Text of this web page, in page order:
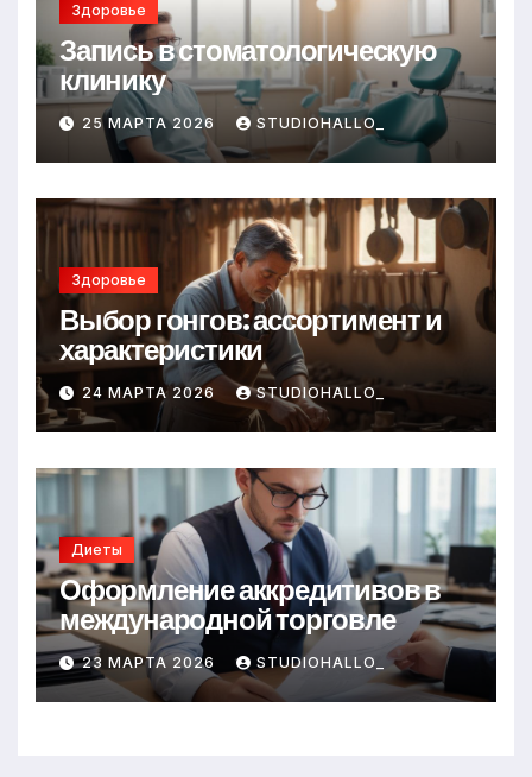
Здоровье
Запись в стоматологическую
клинику
25 МАРТА 2026 STUDIOHALLO_
Здоровье
Выбор гонгов: ассортимент и
характеристики
24 МАРТА 2026 STUDIOHALLO_
Диеты
Оформление аккредитивов в
международной торговле
23 МАРТА 2026 STUDIOHALLO_